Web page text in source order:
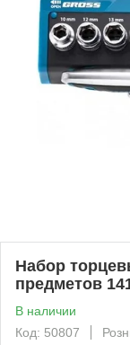
Набор
предметов
В наличии
Код: 50807